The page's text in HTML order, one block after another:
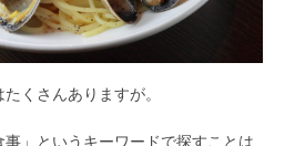
くさんありますが。
事」というキーワードで探すことは